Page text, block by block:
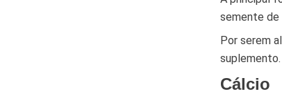
semente de
Por serem
suplemento.
Cálcio